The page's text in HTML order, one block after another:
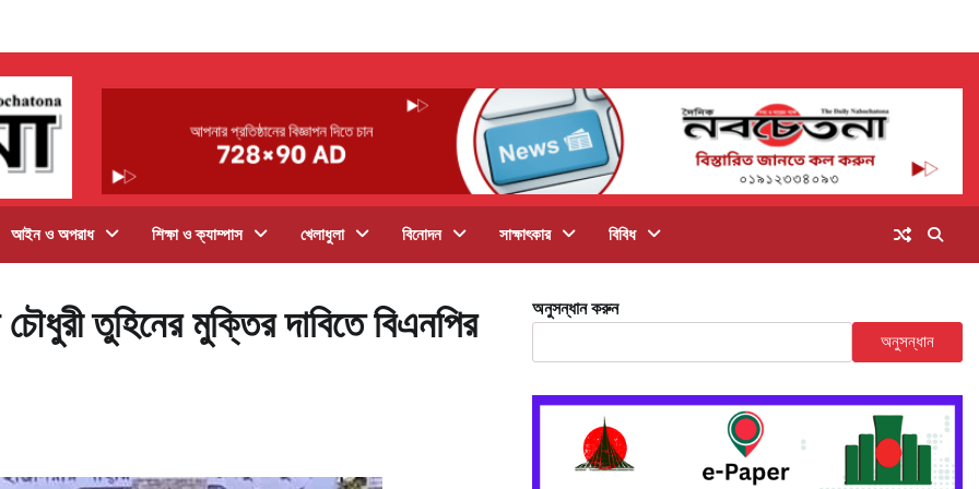
আইন ও অপরাধ শিক্ষা ও ক্যাম্পাস খেলাধুলা বিনোদন সাক্ষাৎকার বিবিধ
তুহিনের মুক্তির দাবিতে বিএনপির
অনুসন্ধান করুন
অনুসন্ধান